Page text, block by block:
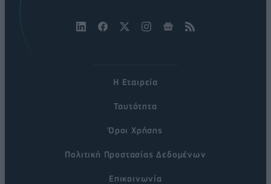
Η Εταιρεία
Ταυτότητα
Όροι Χρήσης
Πολιτική Προστασίας Δεδομένων
Επικοινωνία